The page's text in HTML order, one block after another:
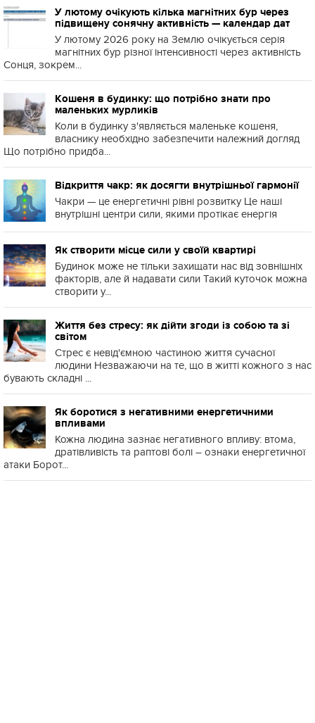
У лютому очікують кілька магнітних бур через
підвищену сонячну активність — календар дат
У лютому 2026 року на Землю очікується серія
магнітних бур різної інтенсивності через активність
Сонця, зокрем...
Кошеня в будинку: що потрібно знати про
маленьких мурликів
Коли в будинку з'являється маленьке кошеня,
власнику необхідно забезпечити належний догляд
Що потрібно придба...
Відкриття чакр: як досягти внутрішньої гармонії
Чакри — це енергетичні рівні розвитку Це наші
внутрішні центри сили, якими протікає енергія
Як створити місце сили у своїй квартирі
Будинок може не тільки захищати нас від зовнішніх
факторів, але й надавати сили Такий куточок можна
створити у...
Життя без стресу: як дійти згоди із собою та зі
світом
Стрес є невід'ємною частиною життя сучасної
людини Незважаючи на те, що в житті кожного з нас
бувають складні ...
Як боротися з негативними енергетичними
впливами
Кожна людина зазнає негативного впливу: втома,
дратівливість та раптові болі – ознаки енергетичної
атаки Борот...